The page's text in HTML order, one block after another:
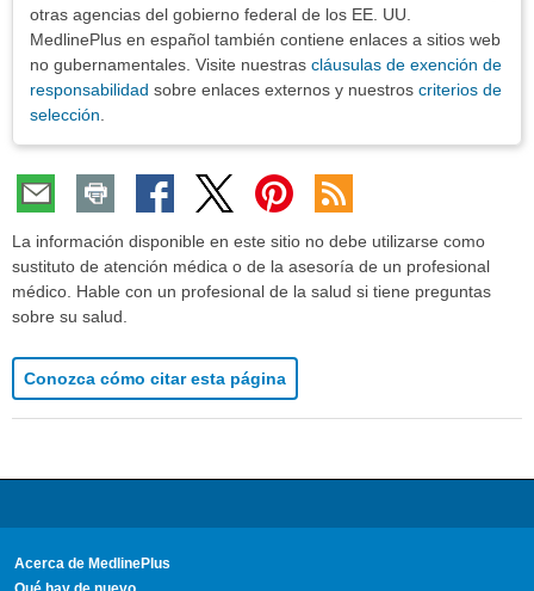
otras agencias del gobierno federal de los EE. UU.
MedlinePlus en español también contiene enlaces a sitios web
no gubernamentales. Visite nuestras cláusulas de exención de
responsabilidad sobre enlaces externos y nuestros criterios de
selección
La información disponible en este sitio no debe utilizarse como
sustituto de atención médica o de la asesoría de un profesional
médico. Hable con un profesional de la salud si tiene preguntas
sobre su salud.
Conozca cómo citar esta página
Acerca de MedlinePlus